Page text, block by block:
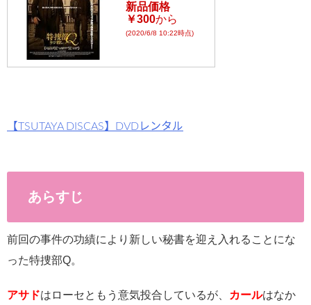
public_html
/wp-
content/plu
新品価格
￥300から
(2020/6/8 10:22時点)
【TSUTAYA DISCAS】DVDレンタル
あらすじ
前回の事件の功績により新しい秘書を迎え入れることにな
った特捜部Q。
アサドは ローセともう意気投合しているが、 カールはなか